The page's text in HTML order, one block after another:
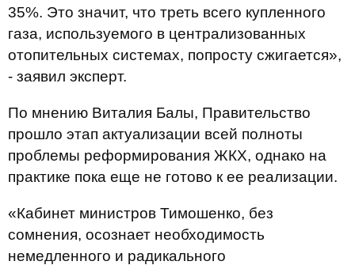
35%. Это значит, что треть всего купленного
газа, используемого в централизованных
отопительных системах, попросту сжигается»,
- заявил эксперт.
По мнению Виталия Балы, Правительство
прошло этап актуализации всей полноты
проблемы реформирования ЖКХ, однако на
практике пока еще не готово к ее реализации.
«Кабинет министров Тимошенко, без
сомнения, осознает необходимость
немедленного и радикального